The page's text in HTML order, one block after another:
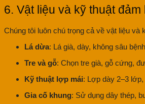
6. Vật liệu và kỹ thuật đảm
Chúng tôi luôn chú trọng cả về vật liệu và
Lá dừa: Lá già, dày, không sâu
Tre và gỗ: Chọn tre già, gỗ cứng,
Kỹ thuật lợp mái: Lợp dày 2–3
Gia cố khung: Sử dụng dây thép,